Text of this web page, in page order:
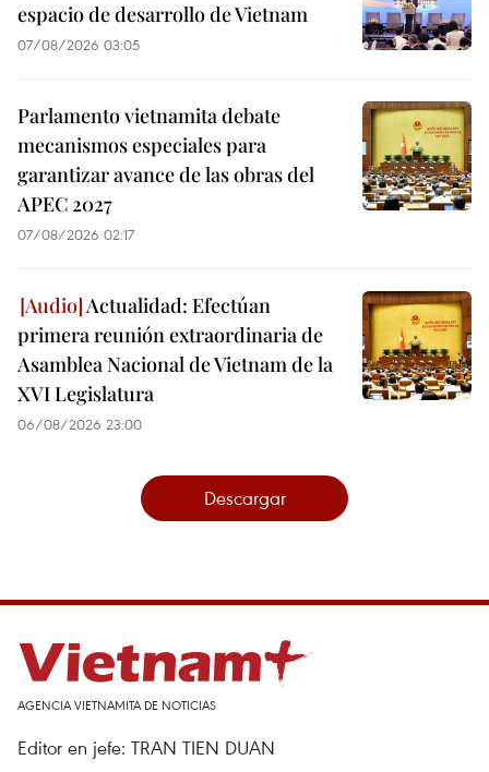
espacio de desarrollo de Vietnam
07/08/2026 03:05
Parlamento vietnamita debate
mecanismos especiales para
garantizar avance de las obras del
APEC 2027
07/08/2026 02:17
Actualidad: Efectúan
primera reunión extraordinaria de
Asamblea Nacional de Vietnam de la
XVI Legislatura
06/08/2026 23:00
Descargar
AGENCIA VIETNAMITA DE NOTICIAS
Editor en jefe: TRAN TIEN DUAN